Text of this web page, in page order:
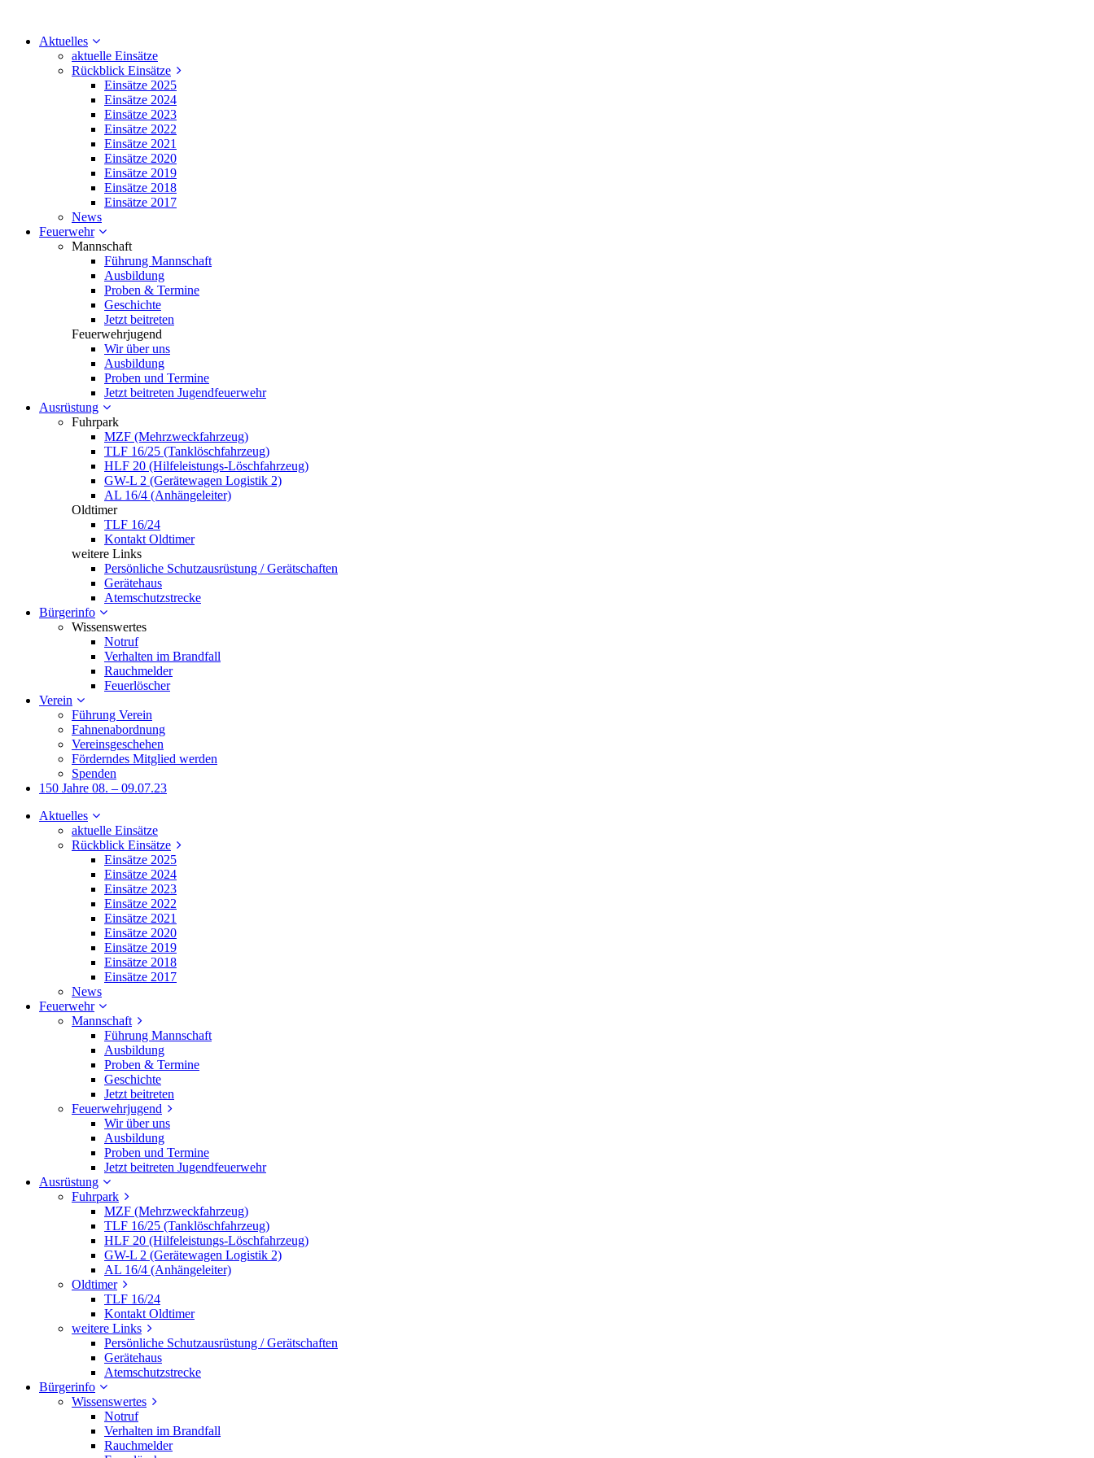
Aktuelles
aktuelle Einsätze
Rückblick Einsätze
Einsätze 2025
Einsätze 2024
Einsätze 2023
Einsätze 2022
Einsätze 2021
Einsätze 2020
Einsätze 2019
Einsätze 2018
Einsätze 2017
News
Feuerwehr
Mannschaft
Führung Mannschaft
Ausbildung
Proben & Termine
Geschichte
Jetzt beitreten
Feuerwehrjugend
Wir über uns
Ausbildung
Proben und Termine
Jetzt beitreten Jugendfeuerwehr
Ausrüstung
Fuhrpark
MZF (Mehrzweckfahrzeug)
TLF 16/25 (Tanklöschfahrzeug)
HLF 20 (Hilfeleistungs-Löschfahrzeug)
GW-L 2 (Gerätewagen Logistik 2)
AL 16/4 (Anhängeleiter)
Oldtimer
TLF 16/24
Kontakt Oldtimer
weitere Links
Persönliche Schutzausrüstung / Gerätschaften
Gerätehaus
Atemschutzstrecke
Bürgerinfo
Wissenswertes
Notruf
Verhalten im Brandfall
Rauchmelder
Feuerlöscher
Verein
Führung Verein
Fahnenabordnung
Vereinsgeschehen
Förderndes Mitglied werden
Spenden
150 Jahre 08. – 09.07.23
Aktuelles
aktuelle Einsätze
Rückblick Einsätze
Einsätze 2025
Einsätze 2024
Einsätze 2023
Einsätze 2022
Einsätze 2021
Einsätze 2020
Einsätze 2019
Einsätze 2018
Einsätze 2017
News
Feuerwehr
Mannschaft
Führung Mannschaft
Ausbildung
Proben & Termine
Geschichte
Jetzt beitreten
Feuerwehrjugend
Wir über uns
Ausbildung
Proben und Termine
Jetzt beitreten Jugendfeuerwehr
Ausrüstung
Fuhrpark
MZF (Mehrzweckfahrzeug)
TLF 16/25 (Tanklöschfahrzeug)
HLF 20 (Hilfeleistungs-Löschfahrzeug)
GW-L 2 (Gerätewagen Logistik 2)
AL 16/4 (Anhängeleiter)
Oldtimer
TLF 16/24
Kontakt Oldtimer
weitere Links
Persönliche Schutzausrüstung / Gerätschaften
Gerätehaus
Atemschutzstrecke
Bürgerinfo
Wissenswertes
Notruf
Verhalten im Brandfall
Rauchmelder